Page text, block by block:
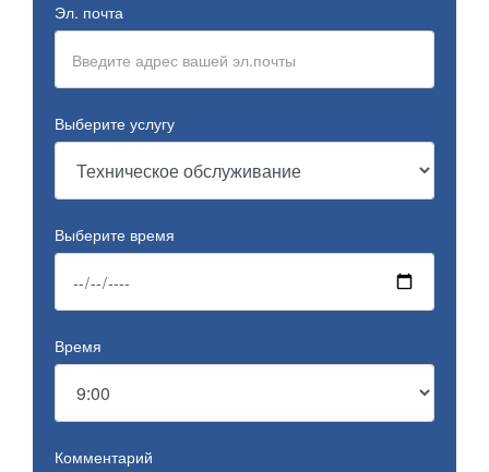
Эл. почта
Выберите услугу
Выберите время
Время
Комментарий